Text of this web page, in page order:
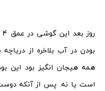
بودن در آب بلاخره از
همه هیجان انگیز بود این
است یا نه. پس از آنکه